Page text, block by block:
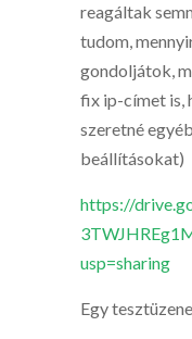
reagáltak
tudom,
gondoljátok,
fix ip-címet is,
szeretné
beállításokat)
https://
usp=sharing
Egy